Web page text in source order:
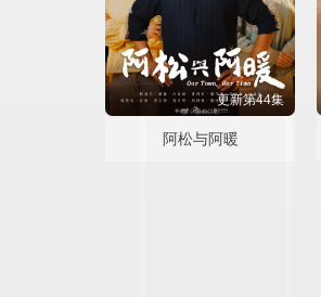
更新第44集
阿松与阿暖